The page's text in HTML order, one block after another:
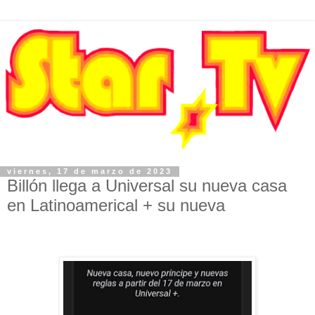
viernes, 17 de marzo de 2023
Billón llega a Universal su nueva casa
en Latinoamerical + su nueva